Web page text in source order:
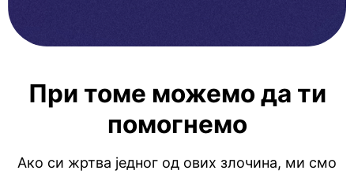
При томе можемо да ти
помогнемо
Ако си жртва једног од ових злочина, ми смо